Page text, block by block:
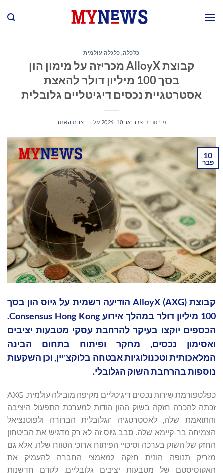
כלכלה, כלכלה עולמית
קבוצת AlloyX מכריזה על מימון הון
בסך 100 מיליון דולר להאצת
אסטרטגיית נכסים דיגיטליים גלובלית
פורסם ב פברואר 10, 2026 על ידי צוות האתר
10
פבר
קבוצת AlloyX (AXG) הודיעה רשמית על גיוס הון בסך
100 מיליון דולר במהלך אירוע Consensus Hong Kong.
הכספים יוקצו בעיקר להרחבת עסקי מטבעות יציבים
ואסימון נכסים, מחקר ופיתוח בתחום הבינה
המלאכותית וטכנולוגיות אבטחה בלוקצ'יין, וכן השקעות
נוספות בהרחבת השוק הגלובלי.
כפלטפורמת שירות נכסים דיגיטליים מקיפה מובילה עולמית, AXG
זכתה להכרה חזקה בשוק ההון הודות למערכת התפעול היציבה
והתואמת שלה, לאסטרטגיה הגלובלית הברורה ולפוטנציאל
הצמיחה בר-קיימא שלה. סבב גיוס זה לא רק מדגיש את הביטחון
החזק של השוק בערכה וסיכויי הפיתוח ארוכי הטווח שלה, אלא גם
מזריק תנופה הונית חזקה למאמצי החברה להעמיק את
האקוסיסטם של מטבעות יציבים גלובליים, לקדם חדשנות